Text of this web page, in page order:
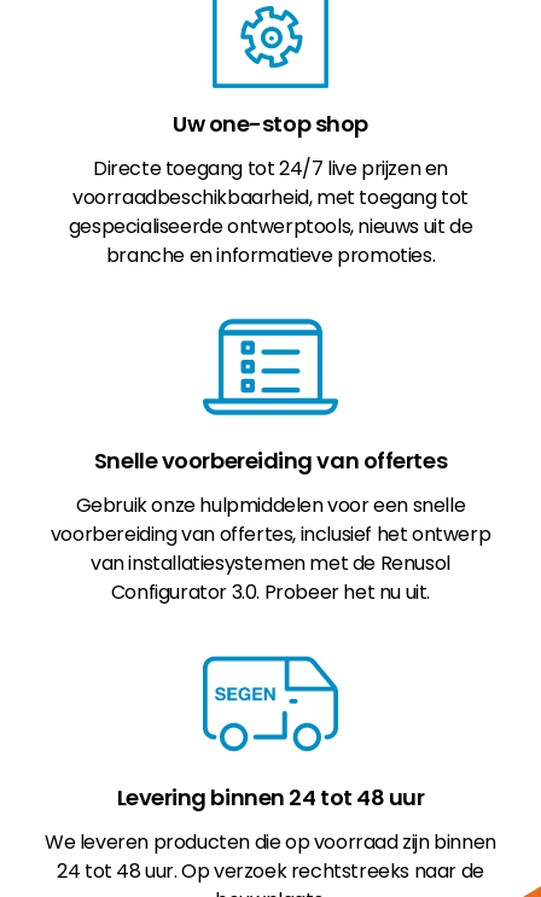
Uw one-stop shop
Directe toegang tot 24/7 live prijzen en
voorraadbeschikbaarheid, met toegang tot
gespecialiseerde ontwerptools, nieuws uit de
branche en informatieve promoties.
Snelle voorbereiding van offertes
Gebruik onze hulpmiddelen voor een snelle
voorbereiding van offertes, inclusief het ontwerp
van installatiesystemen met de Renusol
Configurator 3.0. Probeer het nu uit.
Levering binnen 24 tot 48 uur
We leveren producten die op voorraad zijn binnen
24 tot 48 uur. Op verzoek rechtstreeks naar de